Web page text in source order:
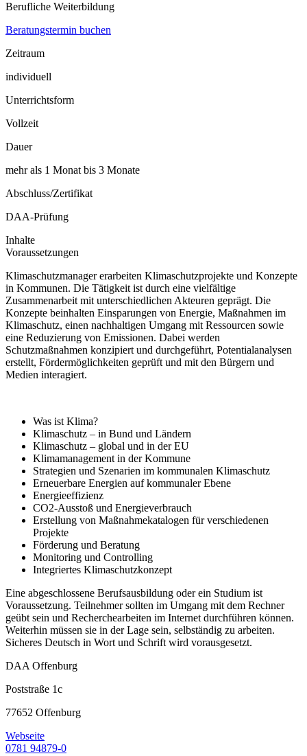
Berufliche Weiterbildung
Beratungstermin buchen
Zeitraum
individuell
Unterrichtsform
Vollzeit
Dauer
mehr als 1 Monat bis 3 Monate
Abschluss/Zertifikat
DAA-Prüfung
Inhalte
Voraussetzungen
Klimaschutzmanager erarbeiten Klimaschutzprojekte und Konzepte
in Kommunen. Die Tätigkeit ist durch eine vielfältige
Zusammenarbeit mit unterschiedlichen Akteuren geprägt. Die
Konzepte beinhalten Einsparungen von Energie, Maßnahmen im
Klimaschutz, einen nachhaltigen Umgang mit Ressourcen sowie
eine Reduzierung von Emissionen. Dabei werden
Schutzmaßnahmen konzipiert und durchgeführt, Potentialanalysen
erstellt, Fördermöglichkeiten geprüft und mit den Bürgern und
Medien interagiert.
Was ist Klima?
Klimaschutz – in Bund und Ländern
Klimaschutz – global und in der EU
Klimamanagement in der Kommune
Strategien und Szenarien im kommunalen Klimaschutz
Erneuerbare Energien auf kommunaler Ebene
Energieeffizienz
CO2-Ausstoß und Energieverbrauch
Erstellung von Maßnahmekatalogen für verschiedenen
Projekte
Förderung und Beratung
Monitoring und Controlling
Integriertes Klimaschutzkonzept
Eine abgeschlossene Berufsausbildung oder ein Studium ist
Voraussetzung. Teilnehmer sollten im Umgang mit dem Rechner
geübt sein und Recherchearbeiten im Internet durchführen können.
Weiterhin müssen sie in der Lage sein, selbständig zu arbeiten.
Sicheres Deutsch in Wort und Schrift wird vorausgesetzt.
DAA Offenburg
Poststraße 1c
77652 Offenburg
Webseite
0781 94879-0